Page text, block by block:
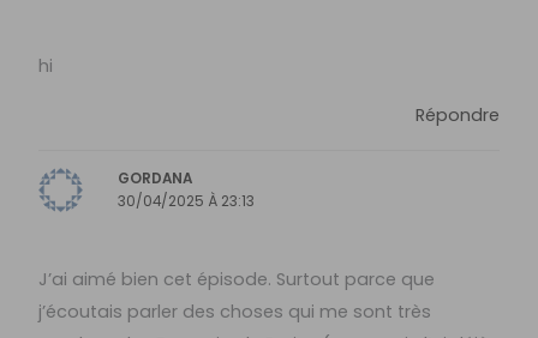
hi
Répondre
GORDANA
30/04/2025 À 23:13
J’ai aimé bien cet épisode. Surtout parce que
j’écoutais parler des choses qui me sont très